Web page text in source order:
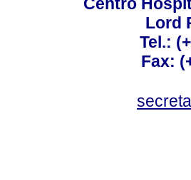
Centro
Lord
Tel.:
Fax: